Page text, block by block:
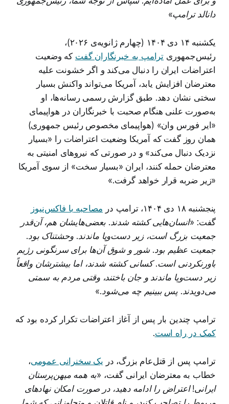
دانالد ترامپ»
یکشنبه ۱۴ دی ۱۴۰۴ (چهارم ژانویه‌ی ۲۰۲۶)،
رئیس‌جمهوری ترامپ به خبرنگاران گفت که وضعیت
اعتراضات ایران را دنبال می‌کند و اگر خشونت علیه
معترضان افزایش یابد، آمریکا می‌تواند واکنش بسیار
سختی نشان دهد. طبق گزارش رسمی رسانه‌ها، او
به‌صورت علنی هنگام صحبت با خبرنگاران در هواپیمای
«ایر فورس وان» (هواپیمای مخصوص رئیس جمهوری)
همان روز گفت که آمریکا وضعیت اعتراضات را «بسیار
نزدیک دنبال می‌کند» و در صورتی که نیروهای امنیتی به
معترضان حمله کنند، ایران «بسیار سخت» از سوی آمریکا
«زیر ضربه قرار خواهد گرفت.»
پنجشنبه ۱۸ دی ۱۴۰۴، ترامپ در
مصاحبه با فاکس‌نیوز
گفت: «انسان‌هایی کشته شدند. بعضی‌هایشان هم، آن‌قدر
جمعیت بزرگ است، زیر دست‌وپا ماندند. وحشتناک بود.
جمعیت عظیم بود. شور و شوق آن‌ها برای سرنگونی رژیم
باورنکردنی است. کسانی کشته شدند، اما بیشترشان واقعاً
زیر دست‌وپا ماندند و جان باختند، وقتی مردم به سمتی
می‌دویدند. پس ببینیم چه می‌شود.»
ترامپ چندین بار پس از آغاز اعتراضات تکرار کرده بود که
کمک در راه است.
ترامپ پس از قتل‌عام بزرگ، در یک سخنرانی عمومی،
خطاب به معترضان ایرانی گفت، «به همه میهن‌پرستان
ایرانی! اعتراض را ادامه دهید، در صورت امکان نهادهای